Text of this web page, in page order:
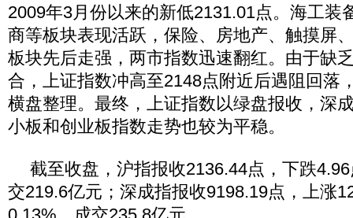
2009年3月份以来的新低2131.01点。海工装
商等板块表现活跃，保险、房地产、触摸屏
板块先后走强，两市指数迅速翻红。由于缺
合，上证指数冲高至2148点附近后遇阻回落
横盘整理。最终，上证指数以绿盘报收，深
小板和创业板指数走势也较为平稳。
截至收盘，沪指报收2136.44点，下跌
交219.6亿元；深成指报收9198.19点，上涨